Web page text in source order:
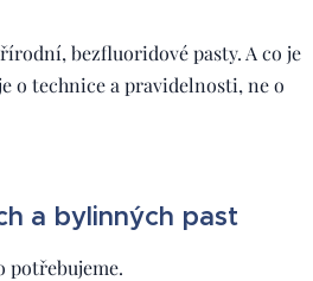
bezfluoridové pasty. A co je
o technice a pravidelnosti, ne o
a bylinných past
potřebujeme.